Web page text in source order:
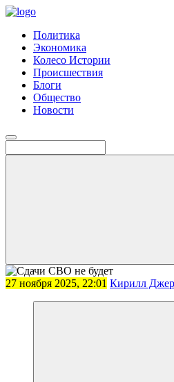
Политика
Экономика
Колесо Истории
Происшествия
Блоги
Общество
Новости
27 ноября 2025, 22:01 Кирилл